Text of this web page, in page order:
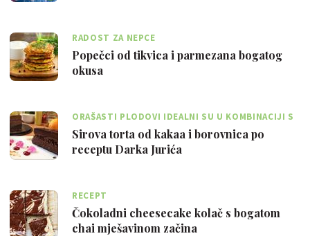
RADOST ZA NEPCE
Popečci od tikvica i parmezana bogatog
okusa
ORAŠASTI PLODOVI IDEALNI SU U KOMBINACIJI S
KAKAOM I BOROVNICAMA
Sirova torta od kakaa i borovnica po
receptu Darka Jurića
RECEPT
Čokoladni cheesecake kolač s bogatom
chai mješavinom začina